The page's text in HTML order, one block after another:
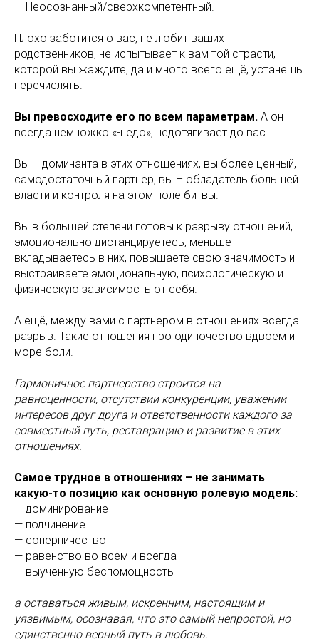
— Неосознанный/сверхкомпетентный.
Плохо заботится о вас, не любит ваших
родственников, не испытывает к вам той страсти,
которой вы жаждите, да и много всего ещё, устанешь
перечислять.
Вы превосходите его по всем параметрам. А он
всегда немножко «-недо», недотягивает до вас
Вы – доминанта в этих отношениях, вы более ценный,
самодостаточный партнер, вы – обладатель большей
власти и контроля на этом поле битвы.
Вы в большей степени готовы к разрыву отношений,
эмоционально дистанцируетесь, меньше
вкладываетесь в них, повышаете свою значимость и
выстраиваете эмоциональную, психологическую и
физическую зависимость от себя.
А ещё, между вами с партнером в отношениях всегда
разрыв. Такие отношения про одиночество вдвоем и
море боли.
Гармоничное партнерство строится на
равноценности, отсутствии конкуренции, уважении
интересов друг друга и ответственности каждого за
совместный путь, реставрацию и развитие в этих
отношениях.
Самое трудное в отношениях – не занимать
какую-то позицию как основную ролевую модель:
— доминирование
— подчинение
— соперничество
— равенство во всем и всегда
— выученную беспомощность
а оставаться живым, искренним, настоящим и
уязвимым, осознавая, что это самый непростой, но
единственно верный путь в любовь.